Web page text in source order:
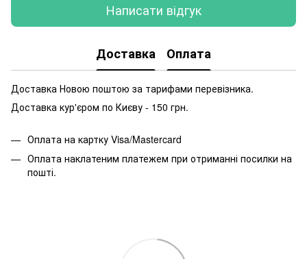
Написати відгук
Доставка Оплата
Доставка Новою поштою за тарифами перевізника.
Доставка кур'єром по Києву - 150 грн.
Оплата на картку Visa/Mastercard
Оплата наклатеним платежем при отриманні посилки на
пошті.